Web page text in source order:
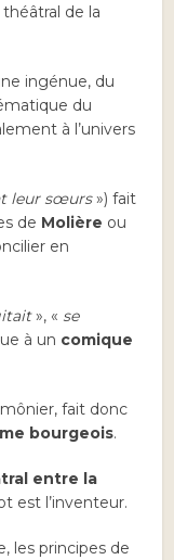
de la
ingénue, du
du
à l’univers
leur sœurs») fait
de Molière ou
en
», « se
à un comique
fait donc
bourgeois.
entre la
est l’inventeur.
les principes de